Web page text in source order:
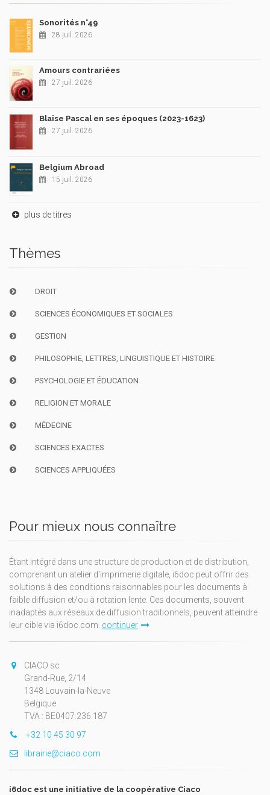
Sonorités n°49
28 juil. 2026
Amours contrariées
27 juil. 2026
Blaise Pascal en ses époques (2023-1623)
27 juil. 2026
Belgium Abroad
15 juil. 2026
plus de titres
Thèmes
DROIT
SCIENCES ÉCONOMIQUES ET SOCIALES
GESTION
PHILOSOPHIE, LETTRES, LINGUISTIQUE ET HISTOIRE
PSYCHOLOGIE ET ÉDUCATION
RELIGION ET MORALE
MÉDECINE
SCIENCES EXACTES
SCIENCES APPLIQUÉES
Pour mieux nous connaître
Étant intégré dans une structure de production et de distribution,
comprenant un atelier d'imprimerie digitale, i6doc peut offrir des
solutions à des conditions raisonnables pour les documents à
faible diffusion et/ou à rotation lente. Ces documents, souvent
inadaptés aux réseaux de diffusion traditionnels, peuvent atteindre
leur cible via i6doc.com. continuer
CIACO sc
Grand-Rue, 2/14
1348 Louvain-la-Neuve
Belgique
TVA : BE0407.236.187
+32 10 45 30 97
librairie@ciaco.com
i6doc est une initiative de la coopérative Ciaco